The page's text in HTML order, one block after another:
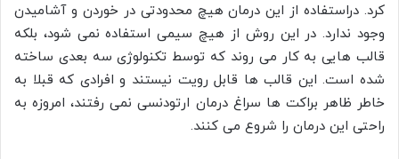
کرد. دراستفاده از این درمان هیچ محدودتی در خوردن و آشامیدن
وجود ندارد. در این روش از هیچ سیمی استفاده نمی شود، بلکه
قالب هایی به کار می روند که توسط تکنولوژی سه بعدی ساخته
شده است. این قالب ها قابل رویت نیستند و افرادی که قبلا به
خاطر ظاهر براکت ها سراغ درمان ارتودنسی نمی رفتند، امروزه به
راحتی این درمان را شروع می کنند.